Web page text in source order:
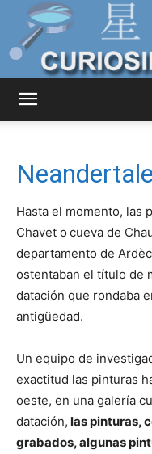
Hasta el momento, las
Chavet o cueva de
departamento de
ostentaban el título de
datación que rondaba
antigüedad.
Un equipo de
exactitud las pinturas
oeste, en una galería
datación, las pinturas,
grabados, algunas